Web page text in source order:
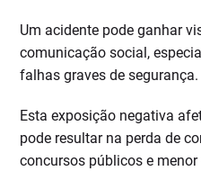
Um acidente pode ganhar
comunicação social,
falhas graves de segurança.
Esta exposição negativa
pode resultar na perda de
concursos públicos e